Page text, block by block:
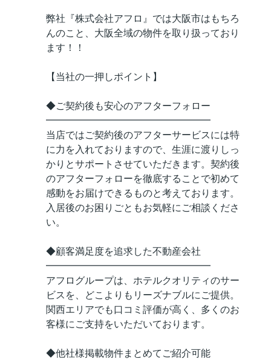
弊社『株式会社アフロ』では大阪市はもちろ
んのこと、大阪全域の物件を取り扱っており
ます！！
【当社の一押しポイント】
◆ご契約後も安心のアフターフォロー
━━━━━━━━━━━━━━━━━
当店ではご契約後のアフターサービスには特
に力を入れておりますので、生涯に渡りしっ
かりとサポートさせていただきます。契約後
のアフターフォローを徹底することで初めて
感動をお届けできるものと考えております。
入居後のお困りごともお気軽にご相談くださ
い。
◆顧客満足度を追求した不動産会社
━━━━━━━━━━━━━━━━━
アフログループは、ホテルクオリティのサー
ビスを、どこよりもリーズナブルにご提供。
関西エリアでも口コミ評価が高く、多くのお
客様にご支持をいただいております。
◆他社様掲載物件まとめてご紹介可能